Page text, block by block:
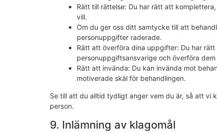
Rätt till rättelse: Du har rätt att
vill.
Om du ger oss ditt samtycke till att
personuppgifter raderade.
Rätt att överföra dina uppgifter: Du har
personuppgiftsansvarige och överföra
Rätt att invända: Du kan invända mot
motiverade skäl för behandlingen.
Se till att du alltid tydligt anger vem du är, så att vi
person.
9. Inlämning av klagomål